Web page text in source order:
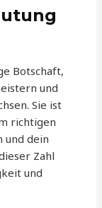
Botschaft,
und
Sie ist
richtigen
und dein
Zahl
und